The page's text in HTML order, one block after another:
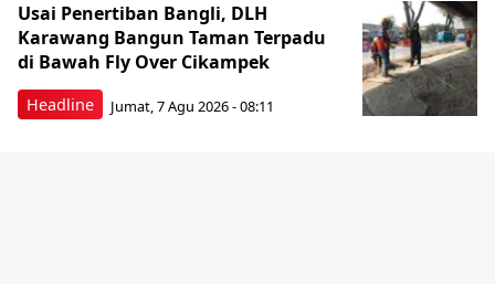
Headline
Usai Penertiban Bangli, DLH
Karawang Bangun Taman Terpadu
di Bawah Fly Over Cikampek
Jumat, 7 Agu 2026 - 08:11